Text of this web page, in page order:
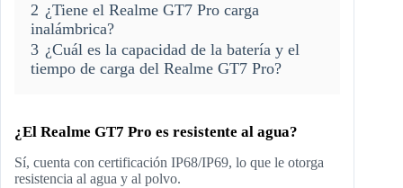
2 ¿Tiene el Realme GT7 Pro carga
inalámbrica?
3 ¿Cuál es la capacidad de la batería y el
tiempo de carga del Realme GT7 Pro?
¿El Realme GT7 Pro es resistente al agua?
Sí, cuenta con certificación IP68/IP69, lo que le otorga
resistencia al agua y al polvo.